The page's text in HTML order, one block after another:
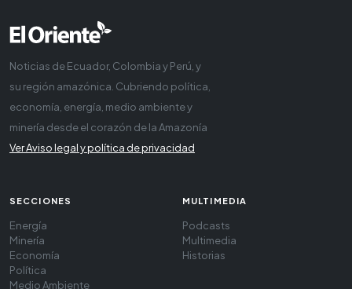
Noticias de Ecuador, Colombia y Perú, y
su región amazónica. Cubriendo política,
economía, energía, medio ambiente y
minería desde el corazón de la Amazonía
Ver Aviso legal y política de privacidad
SECCIONES
Energía
Minería
Economía
Política
Medio Ambiente
MULTIMEDIA
Podcasts
Multimedia
Historias